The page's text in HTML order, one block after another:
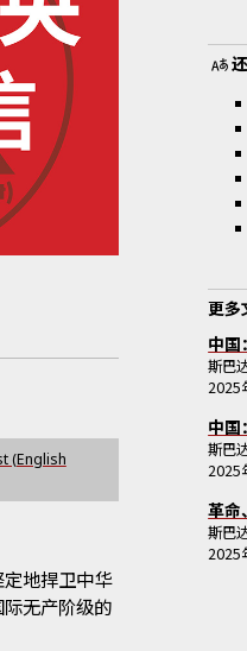
(English
地捍卫中华
无产阶级的
更多
中国
斯巴
2025
中国
斯巴
2025
革
斯巴
2025